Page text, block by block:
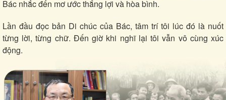
Khởi nghiệp
Tiêu dùng
Tỷ giá
Chứng khoán
Bác nhắc đến mơ ước thắng lợi và hòa bình.
Lần đầu đọc bản Di chúc của Bác, tâm trí tôi lúc đó là nuốt
từng lời, từng chữ. Đến giờ khi nghĩ lại tôi vẫn vô cùng xúc
động.